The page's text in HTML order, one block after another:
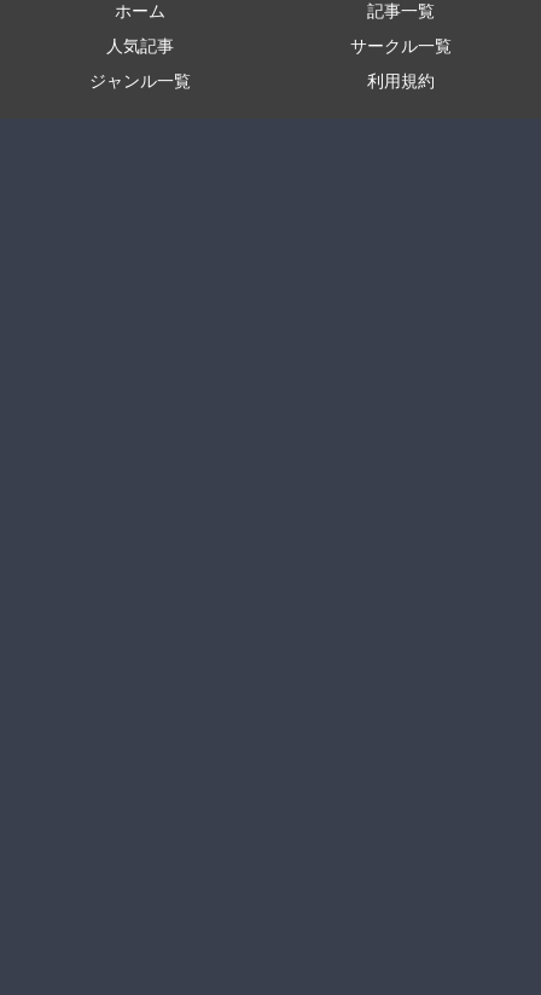
ホーム
記事一覧
人気記事
サークル一覧
ジャンル一覧
利用規約